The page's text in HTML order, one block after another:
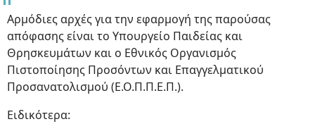
Αρμόδιες αρχές για την εφαρμογή της παρούσας
απόφασης είναι το Υπουργείο Παιδείας και
Θρησκευμάτων και ο Εθνικός Οργανισμός
Πιστοποίησης Προσόντων και Επαγγελματικού
Προσανατολισμού (Ε.Ο.Π.Π.Ε.Π.).
Ειδικότερα: